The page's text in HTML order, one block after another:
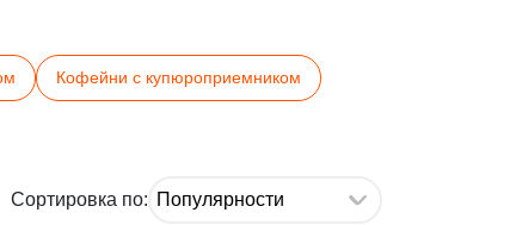
Кофейни с купюроприемником
Сортировка по: